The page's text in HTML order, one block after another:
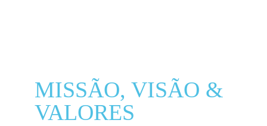
MISSÃO, VISÃO &
VALORES